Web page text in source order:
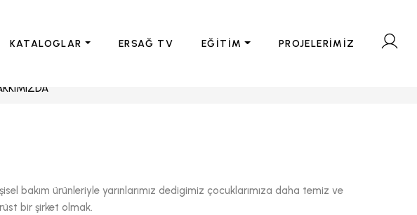
KATALOGLAR ERSAĞ TV EĞİTİM PROJELERİMİZ
bakım ürünleriyle yarınlarımız dedigimiz çocuklarımıza daha temiz ve
bir şirket olmak.